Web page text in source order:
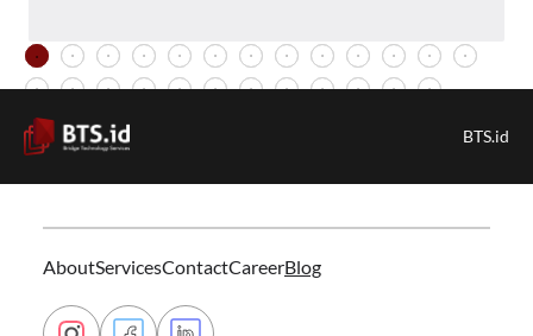
menuntut perusahaan memiliki mitra teknologi
yang tepat.
Indonesia semakin penting dalam membantu bisnis
Software house Indonesia membantu perusahaan
software sesuai kebutuhan bisnis.
Layanannya dapat mencakup analisis kebutuhan,
BTS.id
AboutServicesContactCareerBlog